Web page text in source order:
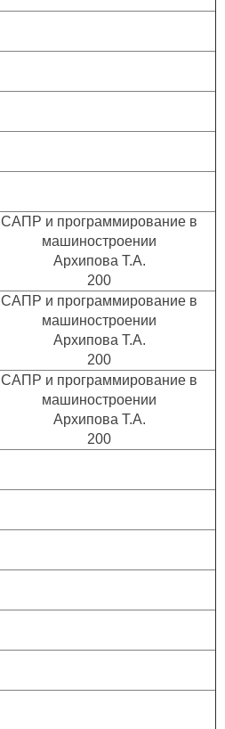
САПР и программирование в
машиностроении
Архипова Т.А.
200
САПР и программирование в
машиностроении
Архипова Т.А.
200
САПР и программирование в
машиностроении
Архипова Т.А.
200